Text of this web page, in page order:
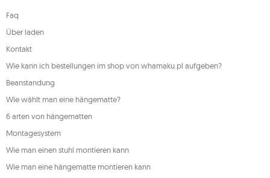
Faq
Über laden
Kontakt
Wie kann ich bestellungen im shop von whamaku.pl aufgeben?
Beanstandung
Wie wählt man eine hängematte?
6 arten von hängematten
Montagesystem
Wie man einen stuhl montieren kann
Wie man eine hängematte montieren kann